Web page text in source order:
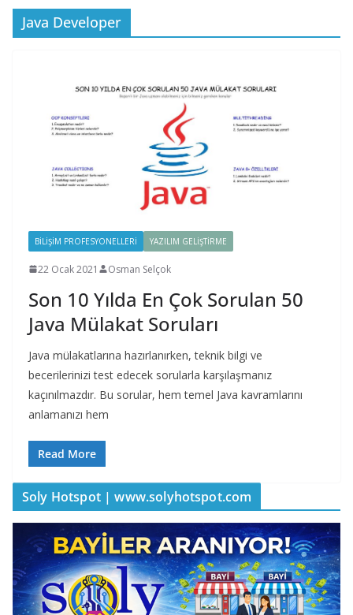
Java Developer
BILIŞIM PROFESYONELLERI YAZILIM GELIŞTIRME
22 Ocak 2021 Osman Selçok
Son 10 Yılda En Çok Sorulan 50
Java Mülakat Soruları
Java mülakatlarına hazırlanırken, teknik bilgi ve
becerilerinizi test edecek sorularla karşılaşmanız
kaçınılmazdır. Bu sorular, hem temel Java kavramlarını
anlamanızı hem
Read More
Soly Hotspot | www.solyhotspot.com